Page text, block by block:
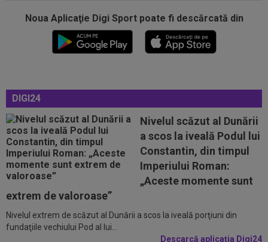
Noua Aplicaţie Digi Sport poate fi descărcată din
DIGI24
Nivelul scăzut al Dunării
a scos la iveală Podul lui
Constantin, din timpul
Imperiului Roman:
„Aceste momente sunt
extrem de valoroase”
Nivelul extrem de scăzut al Dunării a scos la iveală porţiuni din
fundaţiile vechiului Pod al lui...
Descarcă aplicația Digi24
EXCLUSIV
UTA Arad i-a decis viitorul lui
Adrian Mihalcea, fără victorie în acest sezon
13:05
Surpriză! Decizia luată de Real Madrid, după
ce Barcelona ”l-a furat” pe Rodri
12:59
Transfer pentru fostul golgheter al CFR-ului:
7.000.000€!
12:46
Au refuzat oferta de 30.000.000 €, iar Inter mai
are o șansă!
13:38
Cosmin Matei a fost suspendat pentru dopaj!
Verdictul final dat de TAS